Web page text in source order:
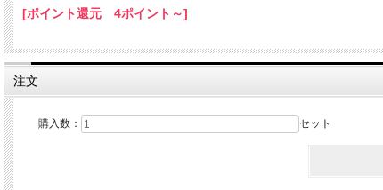
[ポイント還元 4ポイント～]
注文
購入数： セット